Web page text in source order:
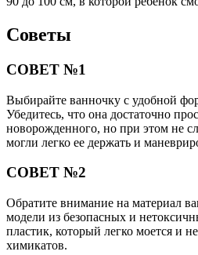
Советы
СОВЕТ №1
Выбирайте ванночку с удобной
Убедитесь, что она достаточно
новорожденного, но при этом не
могли легко ее держать и
СОВЕТ №2
Обратите внимание на материал
модели из безопасных и
пластик, который легко моется и
химикатов.